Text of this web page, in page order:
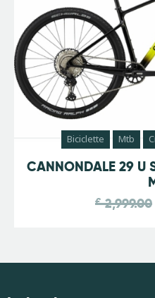
30%
Biciclette Mtb
CANNONDALE 29 U
€ 2,999.00